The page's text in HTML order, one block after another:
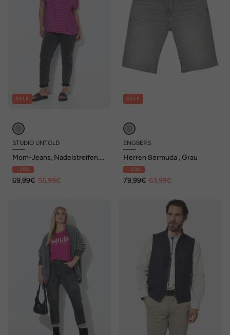
SALE
STUDIO UNTOLD
Mom-Jeans, Nadelstreifen,
5-Pocket
- 20%
69,99€ 55,99€
SALE
ENGBERS
Herren Bermuda , Grau
- 20%
79,99€ 63,99€